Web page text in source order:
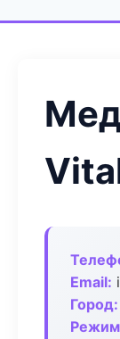
Email:
Город: